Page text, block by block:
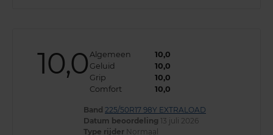
10,0 Algemeen
10,0
Geluid
10,0
Grip
10,0
Comfort
10,0
Band 225/50R17 98Y EXTRALOAD
Datum beoordeling 13 juli 2026
Type rijder Normaal